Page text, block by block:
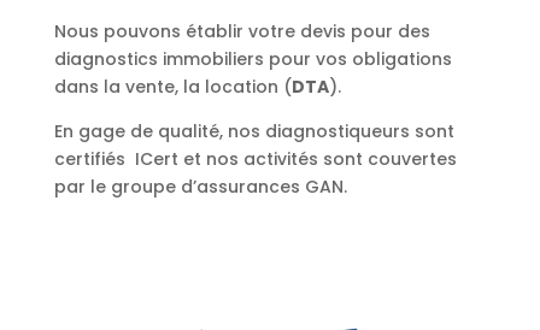
Nous pouvons établir votre devis pour des
diagnostics immobiliers pour vos obligations
dans la vente, la location (DTA).
En gage de qualité, nos diagnostiqueurs sont
certifiés ICert et nos activités sont couvertes
par le groupe d’assurances GAN.